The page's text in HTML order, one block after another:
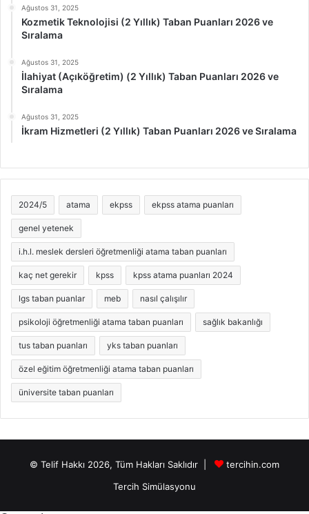
Ağustos 31, 2025
Kozmetik Teknolojisi (2 Yıllık) Taban Puanları 2026 ve
Sıralama
Ağustos 31, 2025
İlahiyat (Açıköğretim) (2 Yıllık) Taban Puanları 2026 ve
Sıralama
Ağustos 31, 2025
İkram Hizmetleri (2 Yıllık) Taban Puanları 2026 ve Sıralama
2024/5 atama ekpss ekpss atama puanları
genel yetenek
i.h.l. meslek dersleri öğretmenliği atama taban puanları
kaç net gerekir kpss kpss atama puanları 2024
lgs taban puanlar meb nasıl çalışılır
psikoloji öğretmenliği atama taban puanları sağlık bakanlığı
tus taban puanları yks taban puanları
özel eğitim öğretmenliği atama taban puanları
üniversite taban puanları
© Telif Hakkı 2026, Tüm Hakları Saklıdır |
tercihin.com
Tercih Simülasyonu